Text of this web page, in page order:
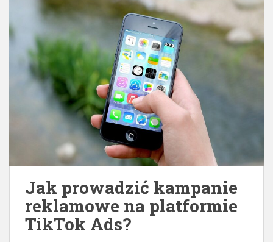
Jak prowadzić kampanie
reklamowe na platformie
TikTok Ads?